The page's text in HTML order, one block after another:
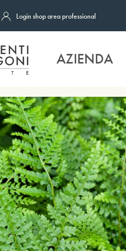
Login shop area professional
AZIENDA